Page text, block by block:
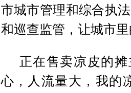
市城市管理和综合执
和巡查监管，让城市
正在售卖凉皮的
心，人流量大，我的